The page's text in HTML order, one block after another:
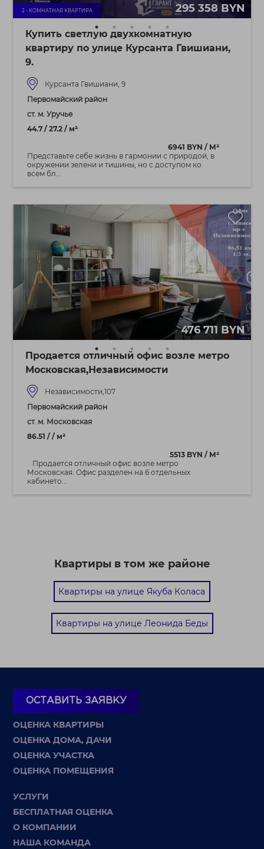
2 - КОМНАТНАЯ КВАРТИРА 295 358 BYN
Купить светлую двухкомнатную
квартиру по улице Курсанта Гвишиани,
9.
Курсанта Гвишиани, 9
Первомайский район
ст. м. Уручье
44.7 / 27.2 / м²
6941 BYN / М²
Представьте себе жизнь в гармонии с природой, в
окружении зелени и тишины, но с доступом ко
всем бл...
476 711 BYN
Продается отличный офис возле метро
Московская,Независимости
Независимости,107
Первомайский район
ст. м. Московская
86.51 / / м²
5513 BYN / М²
Продается отличный офис возле метро
Московская. Офис разделен на 6 отдельных
кабинето...
Квартиры в том же районе
Квартиры на улице Якуба Коласа
Квартиры на улице Леонида Беды
ОСТАВИТЬ ЗАЯВКУ
ОЦЕНКА КВАРТИРЫ
ОЦЕНКА ДОМА, ДАЧИ
ОЦЕНКА УЧАСТКА
ОЦЕНКА ПОМЕЩЕНИЯ
УСЛУГИ
БЕСПЛАТНАЯ ОЦЕНКА
О КОМПАНИИ
НАША КОМАНДА